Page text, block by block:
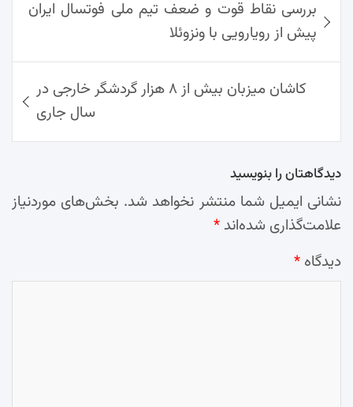
p
k
l
نوشته‌ها
بررسی نقاط قوت و ضعف تیم ملی فوتسال ایران
پیش از رویارویی با ونزوئلا
کاشان میزبان بیش از ۸ هزار گردشگر خارجی در
سال جاری
دیدگاهتان را بنویسید
نشانی ایمیل شما منتشر نخواهد شد. بخش‌های موردنیاز
علامت‌گذاری شده‌اند *
دیدگاه *